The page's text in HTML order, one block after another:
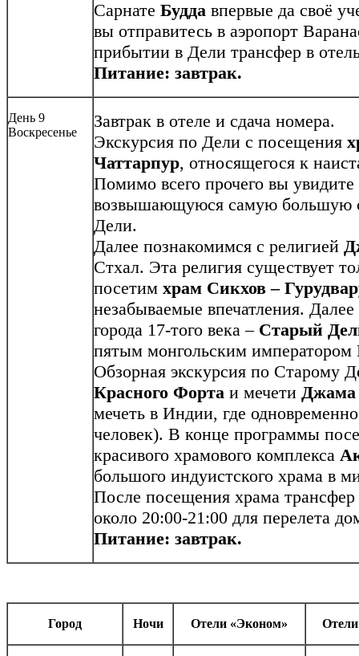
Сарнате Будда впервые да своё
вы отправитесь в аэропорт
прибытии в Дели трансфер в
Питание: завтрак.
День 9
Воскресенье
Завтрак в отеле и сдача номера.
Экскурсия по Дели с посещения
Чаттарпур, относящегося к
Помимо всего прочего вы увидите
возвышающуюся самую большую
Дели.
Далее познакомимся с религией
Стхал. Эта религия существует
посетим храм Сикхов –
незабываемые впечатления.
города 17-того века – Старый
пятым монгольским
Обзорная экскурсия по Старому
Красного Форта и мечети
мечеть в Индии, где
человек). В конце программы
красивого храмового комплекса
большого индуистского храма в
После посещения храма
около 20:00-21:00 для перелета
Питание: завтрак.
Город Ночи Отели «Эконом»